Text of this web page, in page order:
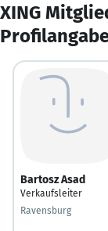
XING
Bartosz Asad
Verkaufsleiter
Ravensburg